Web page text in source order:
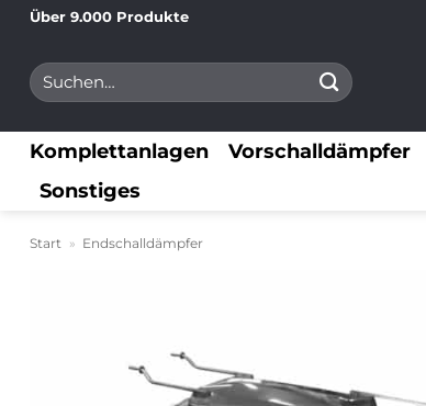
Zum
springen
Über 9.000 Produkte
Suchen
nach:
Komplettanlagen Vorschalldämpfer
Sonstiges
Start » Endschalldämpfer